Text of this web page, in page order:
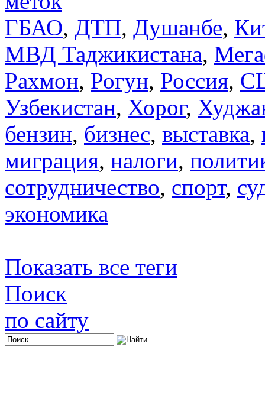
ГБАО, ДТП, Душанбе,
МВД Таджикистана,
Рахмон, Рогун, Россия,
Узбекистан, Хорог,
бензин, бизнес, выставка,
миграция, налоги,
сотрудничество, спорт,
экономика
Показать все теги
Поиск
по сайту